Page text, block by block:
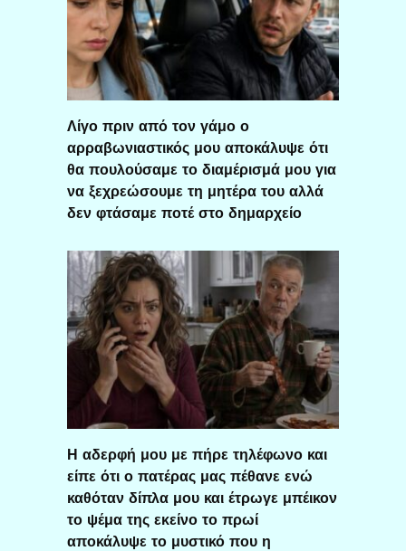
Λίγο πριν από τον γάμο ο
αρραβωνιαστικός μου αποκάλυψε ότι
θα πουλούσαμε το διαμέρισμά μου για
να ξεχρεώσουμε τη μητέρα του αλλά
δεν φτάσαμε ποτέ στο δημαρχείο
Η αδερφή μου με πήρε τηλέφωνο και
είπε ότι ο πατέρας μας πέθανε ενώ
καθόταν δίπλα μου και έτρωγε μπέικον
το ψέμα της εκείνο το πρωί
αποκάλυψε το μυστικό που η